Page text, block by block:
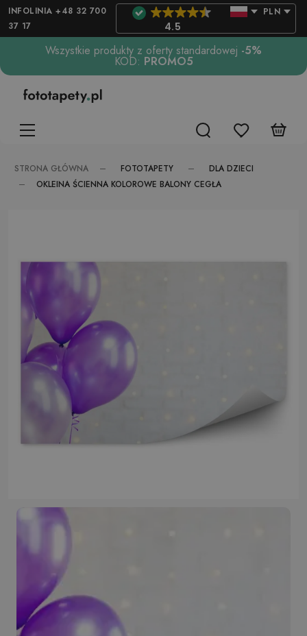
INFOLINIA +48 32 700
37 17
4.5
PLN
Wszystkie produkty z oferty standardowej -5%
KOD: PROMO5
STRONA GŁÓWNA FOTOTAPETY
DLA DZIECI
OKLEINA ŚCIENNA KOLOROWE BALONY CEGŁA